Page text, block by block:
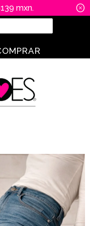
mxn. ␡